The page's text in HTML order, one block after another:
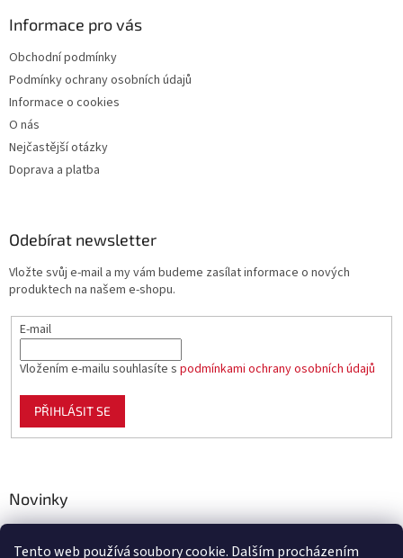
Tento web používá soubory cookie. Dalším procházením
Informace pro vás
Obchodní podmínky
Podmínky ochrany osobních údajů
Informace o cookies
O nás
Nejčastější otázky
Doprava a platba
Odebírat newsletter
Vložte svůj e-mail a my vám budeme zasílat informace o nových
produktech na našem e-shopu.
E-mail
Vložením e-mailu souhlasíte s podmínkami ochrany osobních údajů
PŘIHLÁSIT SE
Novinky
zahradu, chov i domácnost